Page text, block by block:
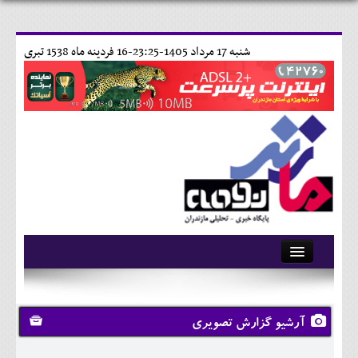
16 فردينه ماه 1538 تبری شنبه 17 مرداد 1405-23:25-
آرشیو
تماس با ما
وبلاگ
آرشیو گزارش تصویری